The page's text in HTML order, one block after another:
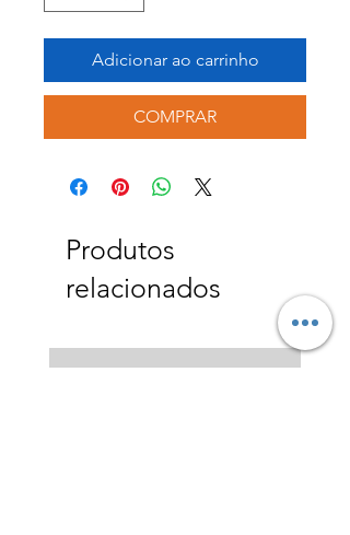
Adicionar ao carrinho
COMPRAR
Produtos
relacionados